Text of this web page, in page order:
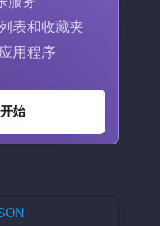
表和收藏夹
用程序
始